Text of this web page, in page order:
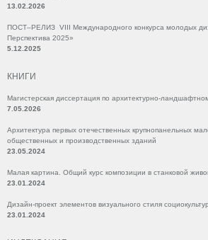
13.02.2026
ПОСТ–РЕЛИЗ VIII Международного конкурса молодых
Перспектива 2025»
5.12.2025
КНИГИ
Магистерская диссертация по архитектурно-
7.05.2026
Архитектура первых отечественных крупнопанельных
общественных и производственных зданий
23.05.2024
Малая картина. Общий курс композиции в станковой
23.01.2024
Дизайн-проект элементов визуального стиля
23.01.2024